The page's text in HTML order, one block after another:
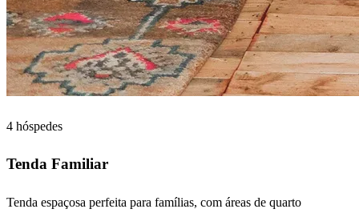
4 hóspedes
Tenda Familiar
Tenda espaçosa perfeita para famílias, com áreas de quarto